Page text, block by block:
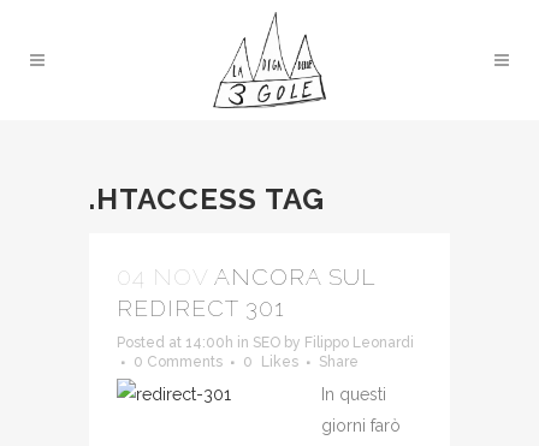
.HTACCESS TAG
04 NOV ANCORA SUL
REDIRECT 301
Posted at 14:00h in SEO by Filippo Leonardi
0 Comments
0 Likes Share
In questi
giorni farò